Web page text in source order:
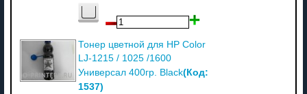
Тонер цветной для HP Color
LJ-1215 / 1025 /1600
Универсал 400гр. Black(Код:
1537)